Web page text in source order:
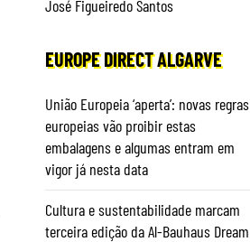
José Figueiredo Santos
EUROPE DIRECT ALGARVE
União Europeia ‘aperta’: novas regras
europeias vão proibir estas
embalagens e algumas entram em
vigor já nesta data
Cultura e sustentabilidade marcam
terceira edição da Al-Bauhaus Dream